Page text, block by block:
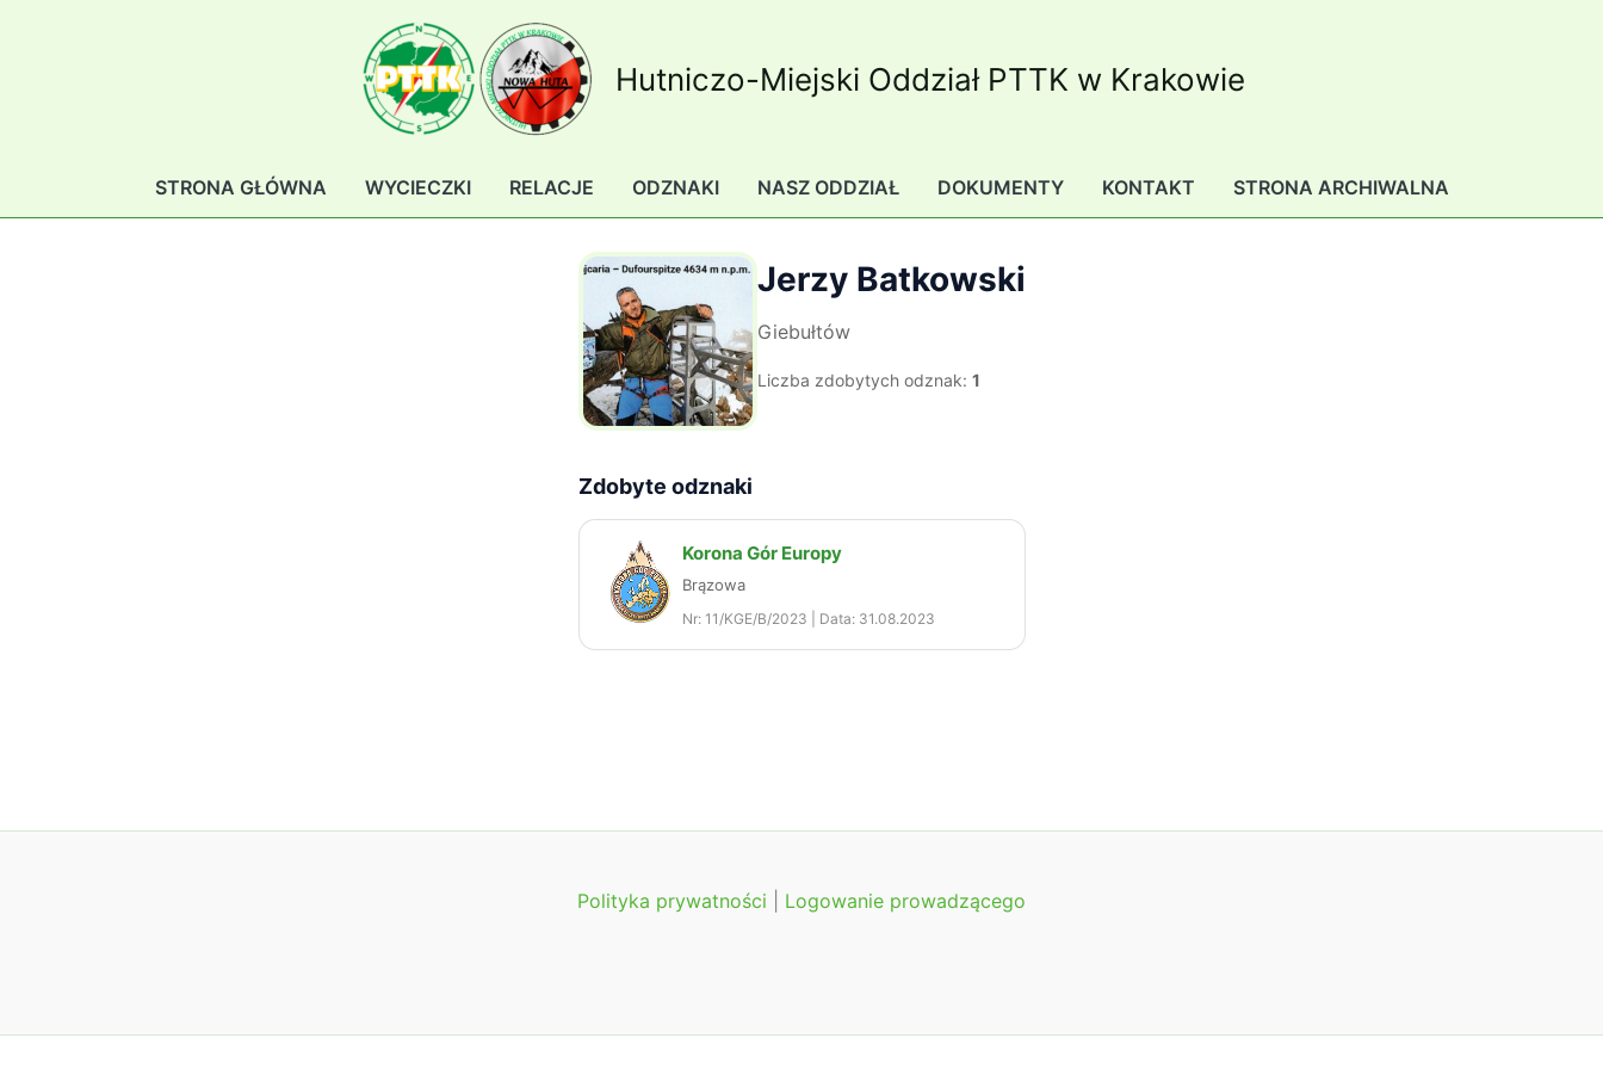
Hutniczo-Miejski Oddział PTTK w Krakowie
STRONA GŁÓWNA WYCIECZKI RELACJE ODZNAKI NASZ ODDZIAŁ DOKUMENTY KONTAKT STRONA ARCHIWALNA
Jerzy Batkowski
Giebułtów
Liczba zdobytych odznak: 1
Zdobyte odznaki
Korona Gór Europy
Brązowa
Nr: 11/KGE/B/2023 | Data: 31.08.2023
Polityka prywatności Logowanie prowadzącego